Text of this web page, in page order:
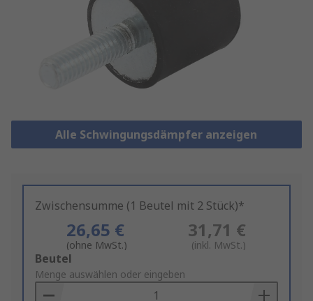
Alle Schwingungsdämpfer anzeigen
Zwischensumme (1 Beutel mit 2 Stück)*
26,65 €
(ohne MwSt.)
31,71 €
(inkl. MwSt.)
Add
to
Basket
Beutel
Menge auswählen oder eingeben